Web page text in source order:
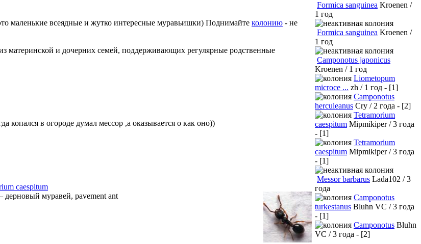
маленькие всеядные и жутко интересные муравьишки) Поднимайте колонию - не
материнской и дочерних семей, поддерживающих регулярные родственные
в огороде думал мессор ,а оказывается о как оно))
caespitum
дерновый муравей, pavement ant
Formica sanguinea Kroenen /
1 год
Formica sanguinea Kroenen /
1 год
Camponotus japonicus
Kroenen / 1 год
Liometopum
microce ... zh / 1 год - [1]
Camponotus
herculeanus Cry / 2 года - [2]
Tetramorium
caespitum Mipmikiper / 3 года
- [1]
Tetramorium
caespitum Mipmikiper / 3 года
- [1]
Messor barbarus Lada102 / 3
года
Camponotus
turkestanus Bluhn VC / 3 года
- [1]
Camponotus Bluhn
VC / 3 года - [2]